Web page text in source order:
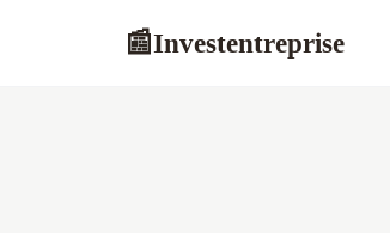
📰Investentreprise